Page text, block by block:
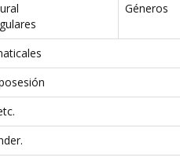
Géneros